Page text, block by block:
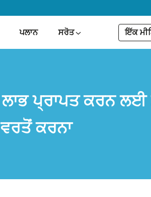
ਪਲਾਨ ਸਰੋਤ ਇੱਕ
ਪ੍ਰਾਪਤ ਕਰਨ ਲਈ
ਵਰਤੋਂ ਕਰਨਾ